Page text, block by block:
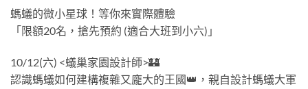
螞蟻的微小星球！等你來實際體驗
「限額20名，搶先預約 (適合大班到小六)」
10/12(六) <蟻巢家園設計師>🏰
認識螞蟻如何建構複雜又龐大的王國👑，親自設計螞蟻大軍